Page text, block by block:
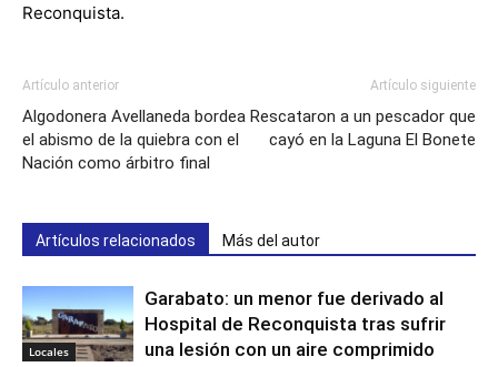
Reconquista.
Artículo anterior
Algodonera Avellaneda bordea
el abismo de la quiebra con el
Nación como árbitro final
Artículo siguiente
Rescataron a un pescador que
cayó en la Laguna El Bonete
Artículos relacionados Más del autor
Locales
Garabato: un menor fue derivado al
Hospital de Reconquista tras sufrir
una lesión con un aire comprimido